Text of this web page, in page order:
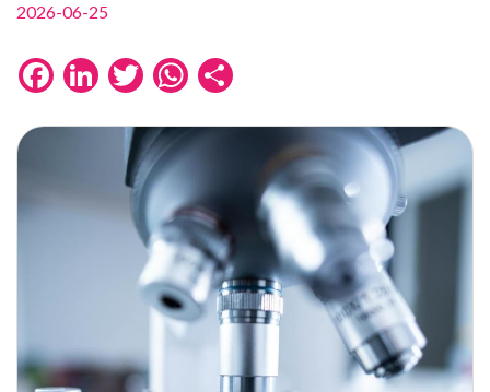
2026-06-25
FacebookLinkedInTwitter WhatsApp